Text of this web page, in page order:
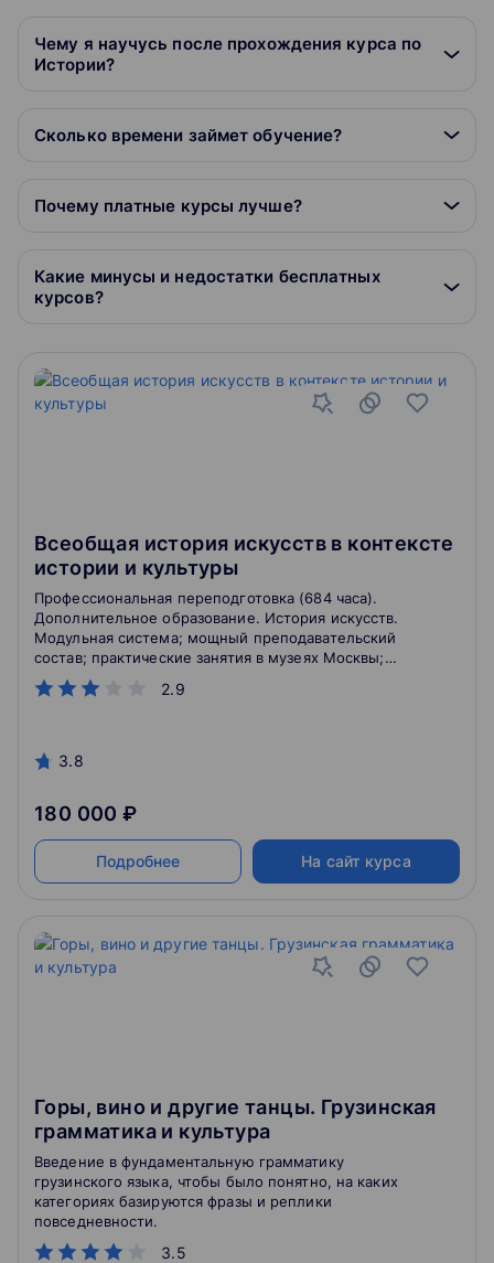
Чему я научусь после прохождения курса по
Истории?
Сколько времени займет обучение?
Почему платные курсы лучше?
Какие минусы и недостатки бесплатных
курсов?
Всеобщая история искусств в контексте
истории и культуры
2.9
Профессиональная переподготовка (684 часа).
Дополнительное образование. История искусств.
Модульная система; мощный преподавательский
состав; практические занятия в музеях Москвы;
руководитель программы - выдающийся специалист
в своей области.
3.8
180 000 ₽
Подробнее На сайт курса
Горы, вино и другие танцы. Грузинская
грамматика и культура
3.5
Введение в фундаментальную грамматику
грузинского языка, чтобы было понятно, на каких
категориях базируются фразы и реплики
повседневности.